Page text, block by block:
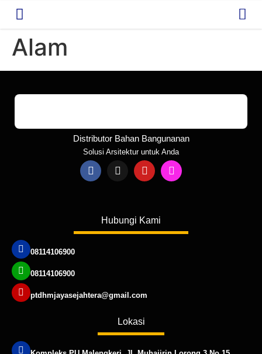
Alam
Distributor Bahan Bangunanan
Solusi Arsitektur untuk Anda
Hubungi Kami
08114106900
08114106900
ptdhmjayasejahtera@gmail.com
Lokasi